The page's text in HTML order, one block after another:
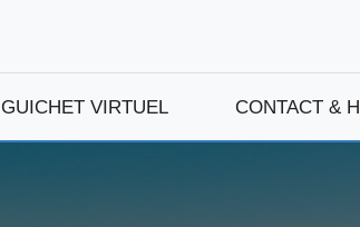
GUICHET VIRTUEL CONTACT &